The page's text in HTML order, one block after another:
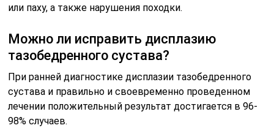
или паху, а также нарушения походки.
Можно ли исправить дисплазию
тазобедренного сустава?
При ранней диагностике дисплазии тазобедренного
сустава и правильно и своевременно проведенном
лечении положительный результат достигается в 96-
98% случаев.